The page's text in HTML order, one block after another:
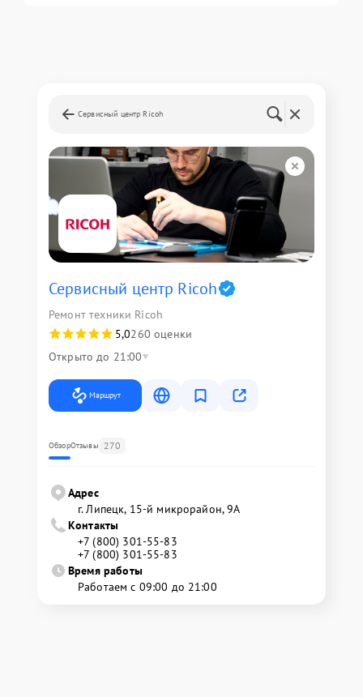
Сервисный центр Ricoh
Сервисный центр Ricoh
Ремонт техники Ricoh
5,0260 оценки
Открыто до 21:00
Маршрут
ОбзорОтзывы 270
Адрес
г. Липецк, 15-й микрорайон, 9А
Контакты
+7 (800) 301-55-83
+7 (800) 301-55-83
Время работы
Работаем с 09:00 до 21:00